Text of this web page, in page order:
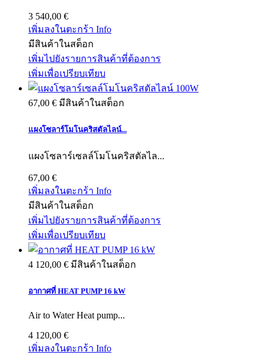
3 540,00 €
เพิ่มลงในตะกร้า Info
มีสินค้าในสต็อก
เพิ่มไปยังรายการสินค้าที่ต้องการ
เพิ่มเพื่อเปรียบเทียบ
67,00 € มีสินค้าในสต็อก
แผงโซลาร์โมโนคริสตัลไลน์...
แผงโซลาร์เซลล์โมโนคริสตัลไล...
67,00 €
เพิ่มลงในตะกร้า Info
มีสินค้าในสต็อก
เพิ่มไปยังรายการสินค้าที่ต้องการ
เพิ่มเพื่อเปรียบเทียบ
4 120,00 € มีสินค้าในสต็อก
อากาศที่ HEAT PUMP 16 kW
Air to Water Heat pump...
4 120,00 €
เพิ่มลงในตะกร้า Info